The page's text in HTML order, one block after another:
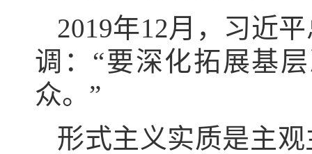
2019年12月，习近
调：“要深化拓展基
众。”
形式主义实质是主